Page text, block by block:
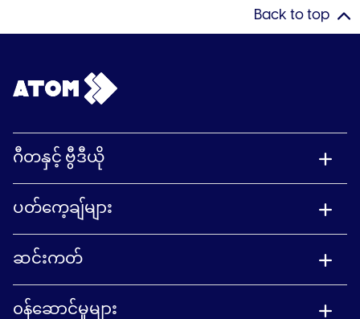
Back to top
ဂီတနှင့် ဗွီဒီယို
ပတ်ကေ့ချ်များ
ဆင်းကတ်
၀န်ဆောင်မှုများ